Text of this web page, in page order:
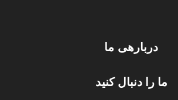
دربارهی ما
ما را دنبال کنید